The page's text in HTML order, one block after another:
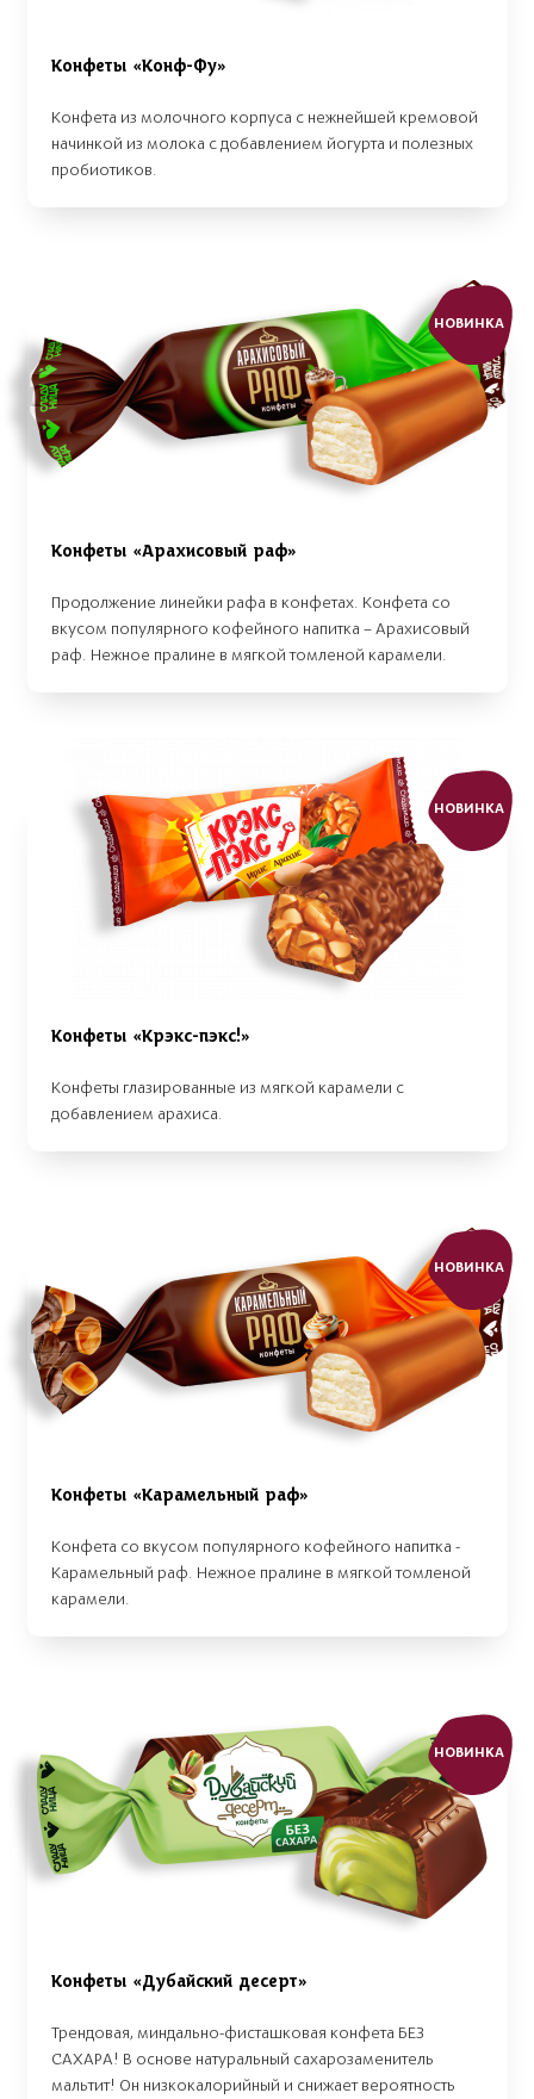
Конфеты «Конф-Фу»
Конфета из молочного корпуса с нежнейшей кремовой
начинкой из молока с добавлением йогурта и полезных
пробиотиков.
НОВИНКА
Конфеты «Арахисовый раф»
Продолжение линейки рафа в конфетах. Конфета со
вкусом популярного кофейного напитка – Арахисовый
раф. Нежное пралине в мягкой томленой карамели.
НОВИНКА
Конфеты «Крэкс-пэкс!»
Конфеты глазированные из мягкой карамели с
добавлением арахиса.
НОВИНКА
Конфеты «Карамельный раф»
Конфета со вкусом популярного кофейного напитка -
Карамельный раф. Нежное пралине в мягкой томленой
карамели.
НОВИНКА
Конфеты «Дубайский десерт»
Трендовая, миндально-фисташковая конфета БЕЗ
САХАРА! В основе натуральный сахарозаменитель
мальтит! Он низкокалорийный и снижает вероятность